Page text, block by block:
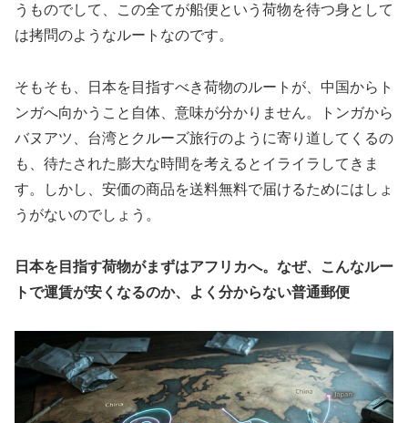
うものでして、この全てが船便という荷物を待つ身として
は拷問のようなルートなのです。
そもそも、日本を目指すべき荷物のルートが、中国からト
ンガへ向かうこと自体、意味が分かりません。トンガから
バヌアツ、台湾とクルーズ旅行のように寄り道してくるの
も、待たされた膨大な時間を考えるとイライラしてきま
す。しかし、安価の商品を送料無料で届けるためにはしょ
うがないのでしょう。
日本を目指す荷物がまずはアフリカへ。なぜ、こんなルー
トで運賃が安くなるのか、よく分からない普通郵便